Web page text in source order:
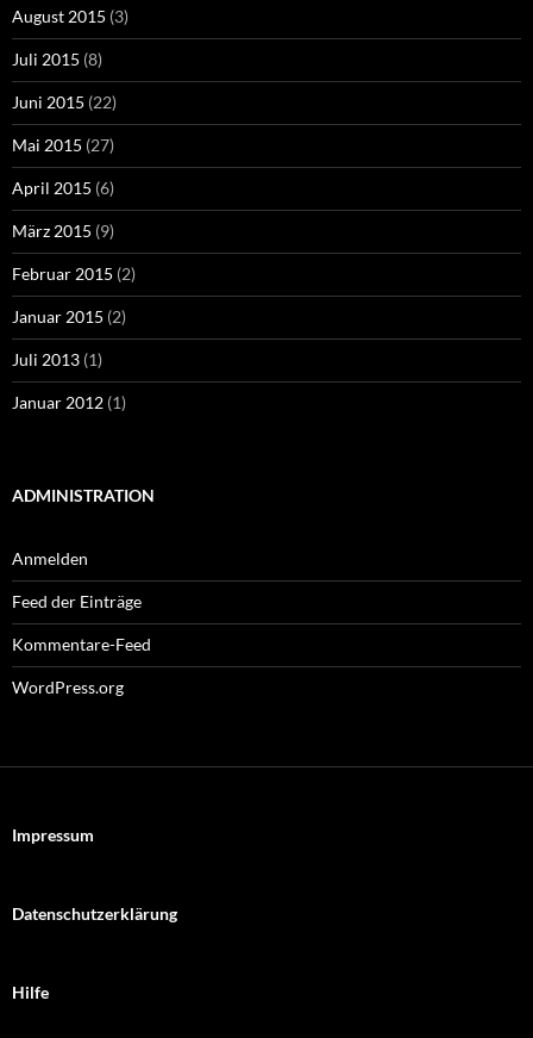
August 2015 (3)
Juli 2015 (8)
Juni 2015 (22)
Mai 2015 (27)
April 2015 (6)
März 2015 (9)
Februar 2015 (2)
Januar 2015 (2)
Juli 2013 (1)
Januar 2012 (1)
ADMINISTRATION
Anmelden
Feed der Einträge
Kommentare-Feed
WordPress.org
Impressum
Datenschutzerklärung
Hilfe